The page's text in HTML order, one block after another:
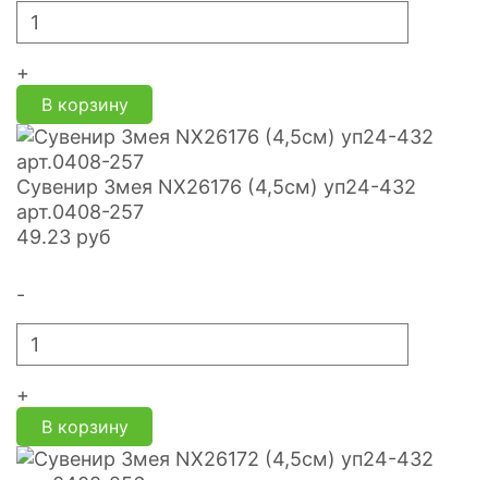
+
В корзину
Сувенир Змея NX26176 (4,5см) уп24-432
арт.0408-257
49.23 руб
-
+
В корзину